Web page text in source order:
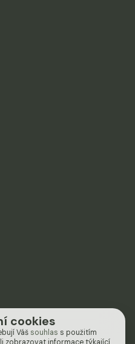
cookies
Váš souhlas s použitím
zobrazovat informace týkající